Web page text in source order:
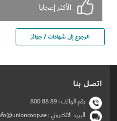
الأكثر إعجابا
الرجوع إلى شهادات / جوائز
اتصل بنا
رقم الهاتف :800 88 89
البريد الالكتروني : info@unioncoop.ae